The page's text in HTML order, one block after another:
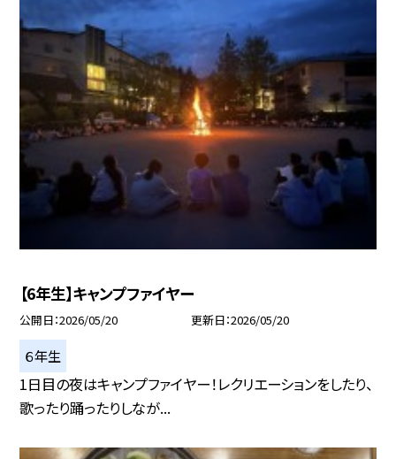
【6年生】キャンプファイヤー
公開日 2026/05/20 更新日 2026/05/20
６年生
1日目の夜はキャンプファイヤー！レクリエーションをしたり、
歌ったり踊ったりしなが...